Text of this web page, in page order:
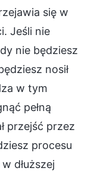
się w
Jeśli nie
nie będziesz
nosił
w tym
pełną
przejść przez
procesu
dłuższej